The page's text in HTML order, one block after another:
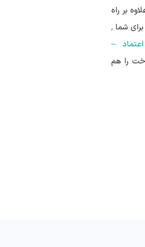
بر راه
اندازی فروشگاه اینترنتی برای شما ٬
–
را هم